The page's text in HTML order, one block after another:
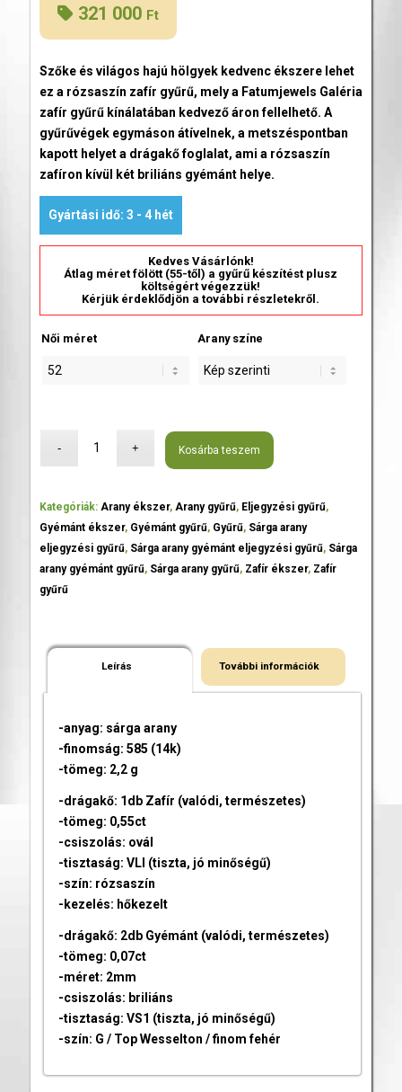
321 000 Ft
Szőke és világos hajú hölgyek kedvenc ékszere lehet
ez a rózsaszín zafír gyűrű, mely a Fatumjewels Galéria
zafír gyűrű kínálatában kedvező áron fellelhető. A
gyűrűvégek egymáson átívelnek, a metszéspontban
kapott helyet a drágakő foglalat, ami a rózsaszín
zafíron kívül két briliáns gyémánt helye.
Gyártási idő: 3 - 4 hét
Kedves Vásárlónk!
Átlag méret fölött (55-től) a gyűrű készítést plusz
költségért végezzük!
Kérjük érdeklődjön a további részletekről.
Női méret Arany színe
Kosárba teszem
Kategóriák: Arany ékszer, Arany gyűrű, Eljegyzési gyűrű,
Gyémánt ékszer, Gyémánt gyűrű, Gyűrű, Sárga arany
eljegyzési gyűrű, Sárga arany gyémánt eljegyzési gyűrű, Sárga
arany gyémánt gyűrű, Sárga arany gyűrű, Zafír ékszer, Zafír
gyűrű
Leírás További információk
-anyag: sárga arany
-finomság: 585 (14k)
-tömeg: 2,2 g
-drágakő: 1db Zafír (valódi, természetes)
-tömeg: 0,55ct
-csiszolás: ovál
-tisztaság: VLI (tiszta, jó minőségű)
-szín: rózsaszín
-kezelés: hőkezelt
-drágakő: 2db Gyémánt (valódi, természetes)
-tömeg: 0,07ct
-méret: 2mm
-csiszolás: briliáns
-tisztaság: VS1 (tiszta, jó minőségű)
-szín: G / Top Wesselton / finom fehér